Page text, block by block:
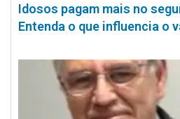
Idosos pagam mais no
Entenda o que influencia o